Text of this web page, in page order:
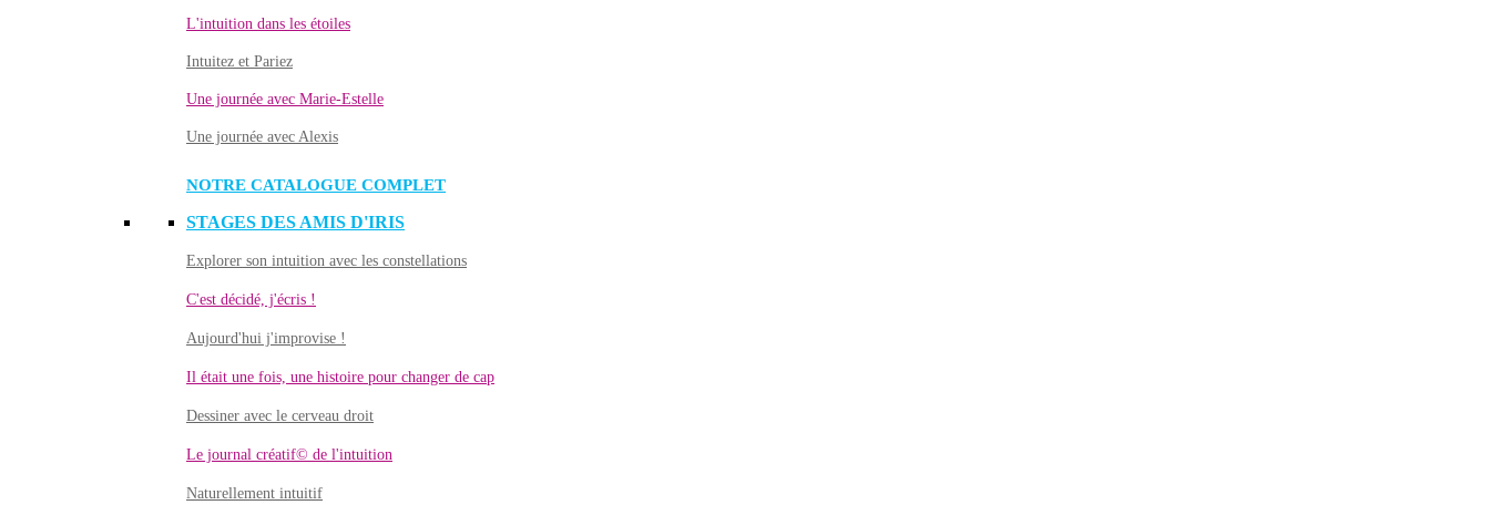
L'intuition dans les étoiles
Intuitez et Pariez
Une journée avec Marie-Estelle
Une journée avec Alexis
NOTRE CATALOGUE COMPLET
STAGES DES AMIS D'IRIS
Explorer son intuition avec les constellations
C'est décidé, j'écris !
Aujourd'hui j'improvise !
Il était une fois, une histoire pour changer de cap
Dessiner avec le cerveau droit
Le journal créatif© de l'intuition
Naturellement intuitif